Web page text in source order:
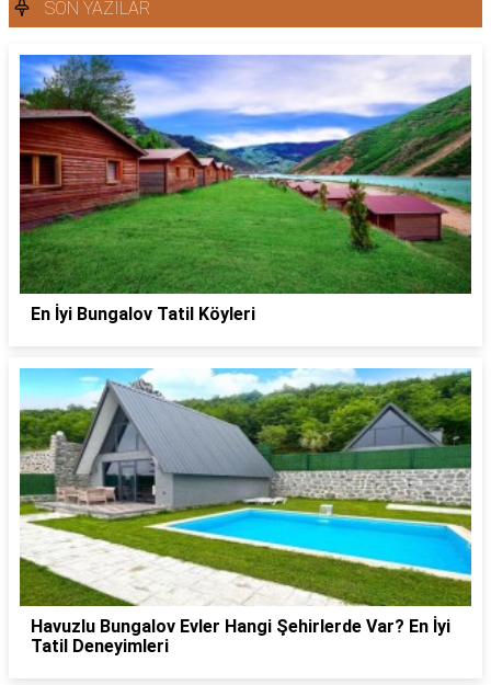
SON YAZILAR
En İyi Bungalov Tatil Köyleri
Havuzlu Bungalov Evler Hangi Şehirlerde Var? En İyi
Tatil Deneyimleri